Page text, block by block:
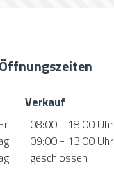
Öffnungszeiten
Verkauf
08:00 - 18:00 Uhr
09:00 - 13:00 Uhr
geschlossen